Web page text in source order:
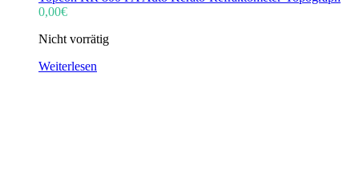
0,00€
Nicht vorrätig
Weiterlesen